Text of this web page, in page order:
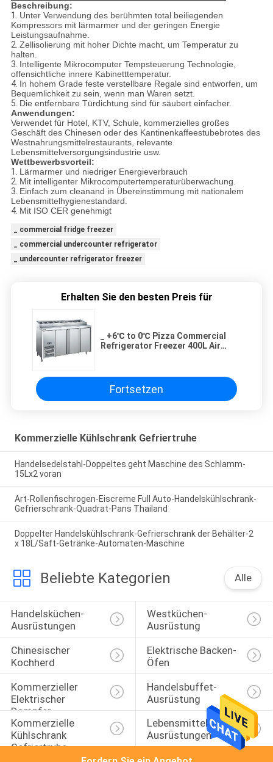
Beschreibung:
1. Unter Verwendung des berühmten total beiliegenden
Kompressors mit lärmarmer und der geringen Energie
Leistungsaufnahme.
2. Zellisolierung mit hoher Dichte macht, um Temperatur zu
halten.
3. Intelligente Mikrocomputer Tempsteuerung Technologie,
offensichtliche innere Kabinetttemperatur.
4. In hohem Grade feste verstellbare Regale sind entworfen, um
Bequemlichkeit zu sein, wenn man Waren setzt.
5. Die entfernbare Türdichtung sind für säubert einfacher.
Anwendungen:
Verwendet für Hotel, KTV, Schule, kommerzielles großes
Geschäft des Chinesen oder des Kantinenkaffeestubebrotes des
Westnahrungsmittelrestaurants, relevante
Lebensmittelversorgungsindustrie usw.
Wettbewerbsvorteil:
1. Lärmarmer und niedriger Energieverbrauch
2. Mit intelligenter Mikrocomputertemperaturüberwachung.
3. Einfach zum cleanand in Übereinstimmung mit nationalem
Lebensmittelhygienestandard.
4. Mit ISO CER genehmigt
_ commercial fridge freezer
_ commercial undercounter refrigerator
_ undercounter refrigerator freezer
Erhalten Sie den besten Preis für
_ +6℃ to 0℃ Pizza Commercial
Refrigerator Freezer 400L Air
Fortsetzen
Kommerzielle Kühlschrank Gefriertruhe
Handelsedelstahl-Doppeltes geht Maschine des Schlamm-
15Lx2 voran
Art-Rollenfischrogen-Eiscreme Full Auto-Handelskühlschrank-
Gefrierschrank-Quadrat-Pans Thailand
Doppelter Handelskühlschrank-Gefrierschrank der Behälter-2
x 18L/Saft-Getränke-Automaten-Maschine
Beliebte Kategorien Alle
Handelsküchen-
Ausrüstungen
Westküchen-
Ausrüstung
Chinesischer
Kochherd
Elektrische Backen-
Öfen
Kommerzieller
Elektrischer
Dampfer
Handelsbuffet-
Ausrüstung
Kommerzielle
Kühlschrank
Gefriertruhe
Ausrüstungen